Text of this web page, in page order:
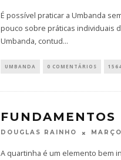
É possível praticar a Umbanda
pouco sobre práticas individuais
Umbanda, contud...
UMBANDA 0 COMENTÁRIOS
DOUGLAS RAINHO
A quartinha é um elemento bem